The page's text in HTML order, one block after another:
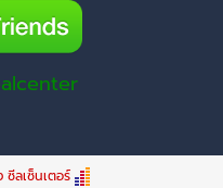
ซีลเซ็นเตอร์